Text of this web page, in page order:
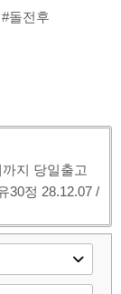
돌전후
지 당일출고
30정 28.12.07 /